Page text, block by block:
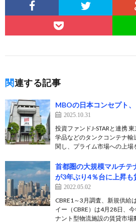
関連する記事
MBOの日本コンセプト
2025.10.31
投資ファンドJ-STARと連携
学品などのタンクコンテナ
関し、プライム市場への上
首都圏の大規模マルチテ
が3年ぶり4％台に上昇も
2022.05.02
CBRE1～3月調査、新規供給
イー（CBRE）は4月28日、
ナント型物流施設の賃貸市